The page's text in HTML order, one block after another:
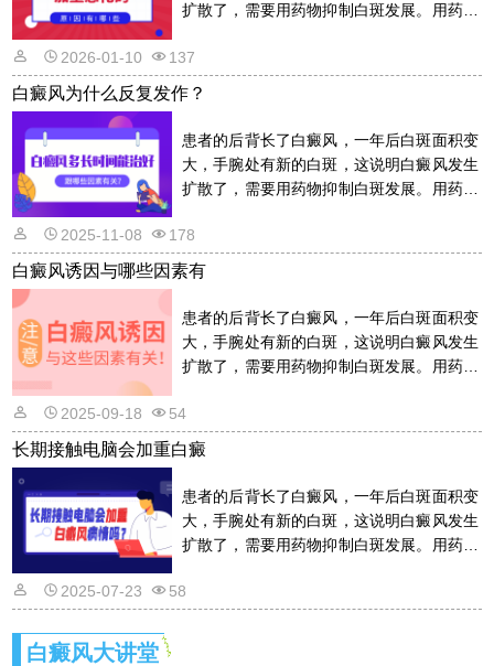
扩散了，需要用药物抑制白斑发展。用药物
其反。详情请看文章介绍内容。
2026-01-10 137
白癜风为什么反复发作？
患者的后背长了白癜风，一年后白斑面积变
大，手腕处有新的白斑，这说明白癜风发生
扩散了，需要用药物抑制白斑发展。用药物
其反。详情请看文章介绍内容。
2025-11-08 178
白癜风诱因与哪些因素有
患者的后背长了白癜风，一年后白斑面积变
大，手腕处有新的白斑，这说明白癜风发生
扩散了，需要用药物抑制白斑发展。用药物
其反。详情请看文章介绍内容。
2025-09-18 54
长期接触电脑会加重白癜
患者的后背长了白癜风，一年后白斑面积变
大，手腕处有新的白斑，这说明白癜风发生
扩散了，需要用药物抑制白斑发展。用药物
其反。详情请看文章介绍内容。
2025-07-23 58
白癜风大讲堂